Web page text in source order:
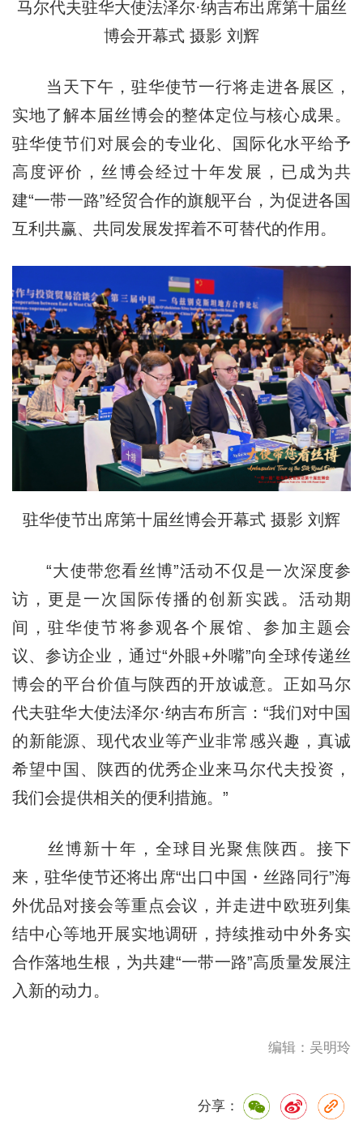
马尔代夫驻华大使法泽尔·纳吉布出席第十届丝
博会开幕式 摄影 刘辉
当天下午，驻华使节一行将走进各展区，
实地了解本届丝博会的整体定位与核心成果。
驻华使节们对展会的专业化、国际化水平给予
高度评价，丝博会经过十年发展，已成为共
建“一带一路”经贸合作的旗舰平台，为促进各国
互利共赢、共同发展发挥着不可替代的作用。
驻华使节出席第十届丝博会开幕式 摄影 刘辉
“大使带您看丝博”活动不仅是一次深度参
访，更是一次国际传播的创新实践。活动期
间，驻华使节将参观各个展馆、参加主题会
议、参访企业，通过“外眼+外嘴”向全球传递丝
博会的平台价值与陕西的开放诚意。正如马尔
代夫驻华大使法泽尔·纳吉布所言：“我们对中国
的新能源、现代农业等产业非常感兴趣，真诚
希望中国、陕西的优秀企业来马尔代夫投资，
我们会提供相关的便利措施。”
丝博新十年，全球目光聚焦陕西。接下
来，驻华使节还将出席“出口中国・丝路同行”海
外优品对接会等重点会议，并走进中欧班列集
结中心等地开展实地调研，持续推动中外务实
合作落地生根，为共建“一带一路”高质量发展注
入新的动力。
编辑：吴明玲
分享：